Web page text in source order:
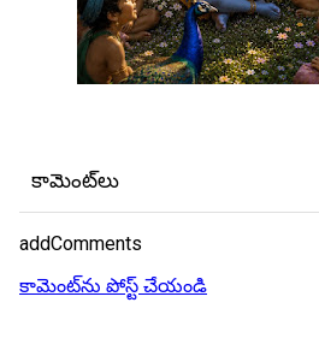
కామెంట్‌లు
addComments
కామెంట్‌ను పోస్ట్ చేయండి